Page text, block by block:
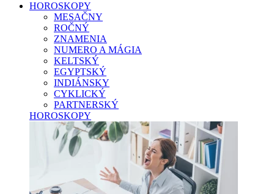
HOROSKOPY
MESAČNY
ROČNÝ
ZNAMENIA
NUMERO A MÁGIA
KELTSKÝ
EGYPTSKÝ
INDIÁNSKY
CYKLICKÝ
PARTNERSKÝ
HOROSKOPY